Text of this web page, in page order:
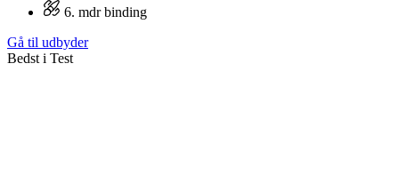
6. mdr binding
Gå til udbyder
Bedst i Test